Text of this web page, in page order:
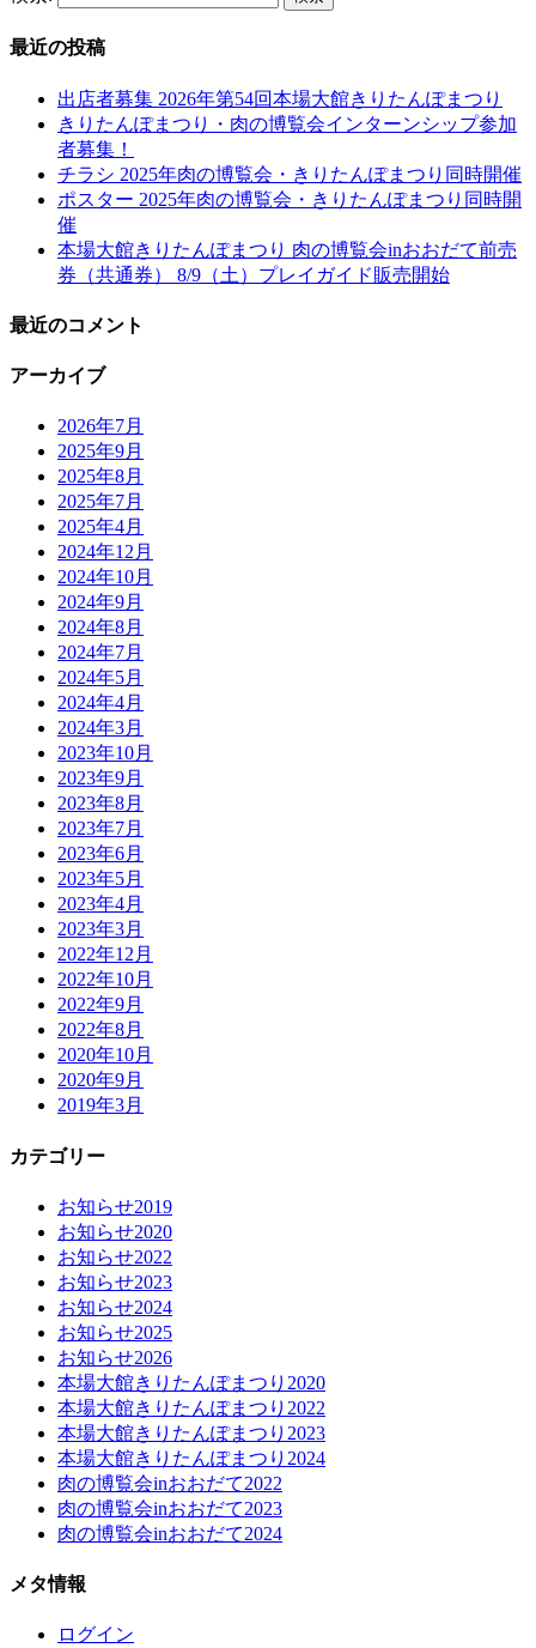
最近の投稿
出店者募集 2026年第54回本場大館きりたんぽまつり
きりたんぽまつり・肉の博覧会インターンシップ参加
者募集！
チラシ 2025年肉の博覧会・きりたんぽまつり同時開催
ポスター 2025年肉の博覧会・きりたんぽまつり同時開
催
本場大館きりたんぽまつり 肉の博覧会inおおだて前売
券（共通券） 8/9（土）プレイガイド販売開始
最近のコメント
アーカイブ
2026年7月
2025年9月
2025年8月
2025年7月
2025年4月
2024年12月
2024年10月
2024年9月
2024年8月
2024年7月
2024年5月
2024年4月
2024年3月
2023年10月
2023年9月
2023年8月
2023年7月
2023年6月
2023年5月
2023年4月
2023年3月
2022年12月
2022年10月
2022年9月
2022年8月
2020年10月
2020年9月
2019年3月
カテゴリー
お知らせ2019
お知らせ2020
お知らせ2022
お知らせ2023
お知らせ2024
お知らせ2025
お知らせ2026
本場大館きりたんぽまつり2020
本場大館きりたんぽまつり2022
本場大館きりたんぽまつり2023
本場大館きりたんぽまつり2024
肉の博覧会inおおだて2022
肉の博覧会inおおだて2023
肉の博覧会inおおだて2024
メタ情報
ログイン